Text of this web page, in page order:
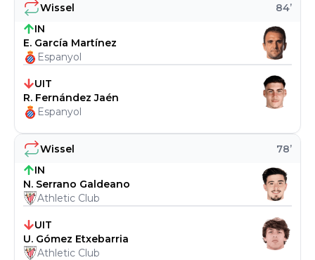
Wissel 78’
IN
N. Serrano Galdeano
Athletic Club
UIT
U. Gómez Etxebarria
Athletic Club
Wissel 84’
IN
E. García Martínez
Espanyol
UIT
R. Fernández Jaén
Espanyol